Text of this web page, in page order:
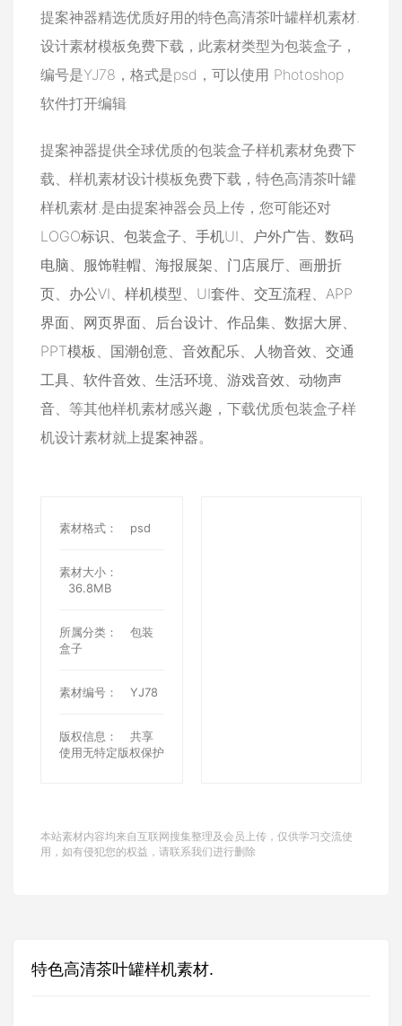
提案神器精选优质好用的特色高清茶叶罐样机素材.
设计素材模板免费下载，此素材类型为包装盒子，
编号是YJ78，格式是psd，可以使用 Photoshop
软件打开编辑
提案神器提供全球优质的包装盒子样机素材免费下
载、样机素材设计模板免费下载，特色高清茶叶罐
样机素材.是由提案神器会员上传，您可能还对
LOGO标识
包装盒子 手机UI 户外广告
数码
电脑
服饰鞋帽 海报展架 门店展厅
画册折
页
办公VI 样机模型 UI套件 交互流程
APP
界面
网页界面 后台设计 作品集 数据大屏
PPT模板
国潮创意 音效配乐 人物音效
交通
工具
软件音效 生活环境 游戏音效
动物声
音 、等其他样机素材感兴趣，下载优质包装盒子样
机设计素材就上提案神器。
素材格式： psd
素材大小：
36.8MB
所属分类：
包装
盒子
素材编号： YJ78
版权信息：
共享
使用无特定版权保护
本站素材内容均来自互联网搜集整理及会员上传，仅供学习交流使
用，如有侵犯您的权益，请联系我们进行删除
特色高清茶叶罐样机素材.